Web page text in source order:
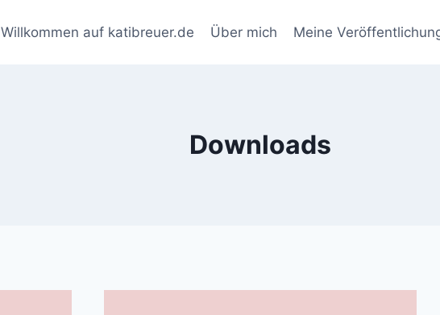
Willkommen auf katibreuer.de Über mich Meine
Downloads